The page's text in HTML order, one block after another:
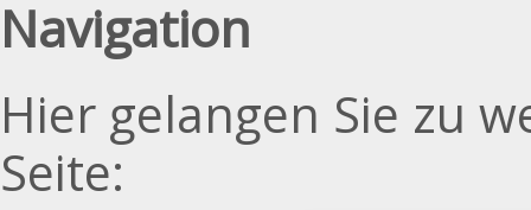
Navigation
Hier gelangen Sie zu
Seite: